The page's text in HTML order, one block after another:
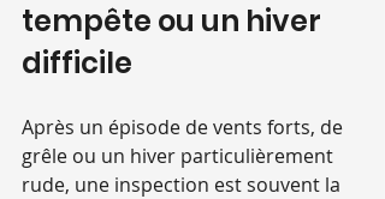
tempête ou un hiver
difficile
Après un épisode de vents forts, de
grêle ou un hiver particulièrement
rude, une inspection est souvent la